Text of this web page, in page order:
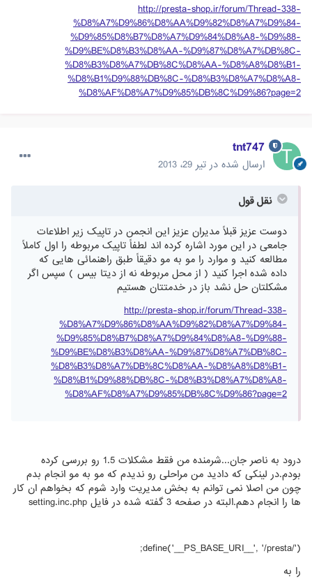
http://presta-shop.ir/forum/Thread-338-
%D8%A7%D9%86%D8%AA%D9%82%D8%A7%D9%84-
%D9%85%D8%B7%D8%A7%D9%84%D8%A8-%D9%88-
%D9%BE%D8%B3%D8%AA-%D9%87%D8%A7%DB%8C-
%D8%B3%D8%A7%DB%8C%D8%AA-%D8%A8%D8%B1-
%D8%B1%D9%88%DB%8C-%D8%B3%D8%A7%D8%A8-
%D8%AF%D8%A7%D9%85%DB%8C%D9%86?page=2
tnt747
ارسال شده در تیر 29، 2013
نقل قول
دوست عزیز قبلاً مدیران عزیز این انجمن در تاپیک زیر اطلاعات
جامعی در این مورد اشاره کرده اند لطفاً تاپیک مربوطه را اول کاملاً
مطالعه کنید و موارد را مو به مو دقیقاً طبق راهنمائی هایی که
داده شده اجرا کنید ( از محل مربوطه نه از دیتا بیس ) سپس اگر
مشکلتان حل نشد باز در خدمتتان هستیم
http://presta-shop.ir/forum/Thread-338-
%D8%A7%D9%86%D8%AA%D9%82%D8%A7%D9%84-
%D9%85%D8%B7%D8%A7%D9%84%D8%A8-%D9%88-
%D9%BE%D8%B3%D8%AA-%D9%87%D8%A7%DB%8C-
%D8%B3%D8%A7%DB%8C%D8%AA-%D8%A8%D8%B1-
%D8%B1%D9%88%DB%8C-%D8%B3%D8%A7%D8%A8-
%D8%AF%D8%A7%D9%85%DB%8C%D9%86?page=2
درود به ناصر جان...شرمنده من فقط مشکلات 1.5 رو بررسی کرده
بودم.در لینکی که دادید من مراحلی رو ندیدم که مو به مو انجام بدم
چون من اصلا نمی توانم به بخش مدیریت وارد شوم که بخواهم ان کار
ها را انجام دهم.البته در صفحه 3 گفته شده در فایل setting.inc.php
define('__PS_BASE_URI__', '/presta/');
را به